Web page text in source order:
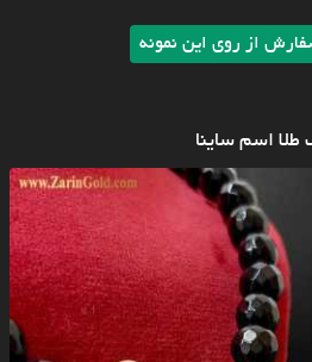
از روی این نمونه
طلا اسم ساینا